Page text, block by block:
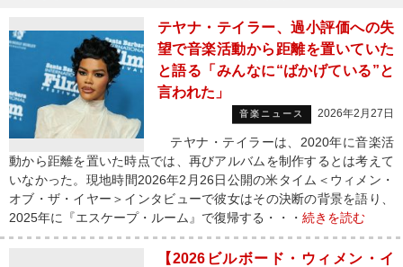
テヤナ・テイラー、過小評価への失
望で音楽活動から距離を置いていた
と語る「みんなに“ばかげている”と
言われた」
音楽ニュース 2026年2月27日
テヤナ・テイラーは、2020年に音楽活
動から距離を置いた時点では、再びアルバムを制作するとは考えて
いなかった。現地時間2026年2月26日公開の米タイム＜ウィメン・
オブ・ザ・イヤー＞インタビューで彼女はその決断の背景を語り、
2025年に『エスケープ・ルーム』で復帰する・・・ 続きを読む
【2026ビルボード・ウィメン・イ